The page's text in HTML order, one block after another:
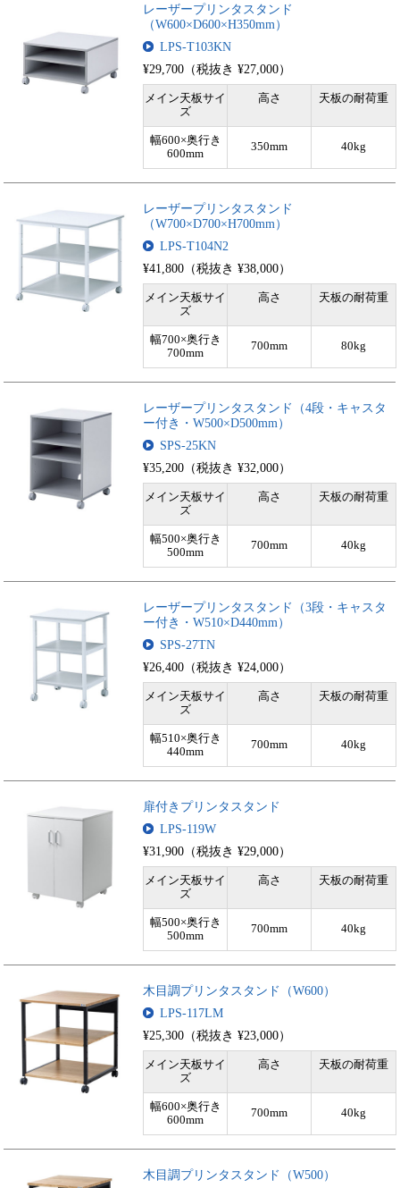
レーザープリンタスタンド
（W600×D600×H350mm）
LPS-T103KN
¥29,700（税抜き ¥27,000）
メイン天板サイ
ズ
高さ 天板の耐荷重
幅600×奥行き
600mm
350mm 40kg
レーザープリンタスタンド
（W700×D700×H700mm）
LPS-T104N2
¥41,800（税抜き ¥38,000）
メイン天板サイ
ズ
高さ 天板の耐荷重
幅700×奥行き
700mm
700mm 80kg
レーザープリンタスタンド（4段・キャスタ
ー付き・W500×D500mm）
SPS-25KN
¥35,200（税抜き ¥32,000）
メイン天板サイ
ズ
高さ 天板の耐荷重
幅500×奥行き
500mm
700mm 40kg
レーザープリンタスタンド（3段・キャスタ
ー付き・W510×D440mm）
SPS-27TN
¥26,400（税抜き ¥24,000）
メイン天板サイ
ズ
高さ 天板の耐荷重
幅510×奥行き
440mm
700mm 40kg
扉付きプリンタスタンド
LPS-119W
¥31,900（税抜き ¥29,000）
メイン天板サイ
ズ
高さ 天板の耐荷重
幅500×奥行き
500mm
700mm 40kg
木目調プリンタスタンド（W600）
LPS-117LM
¥25,300（税抜き ¥23,000）
メイン天板サイ
ズ
高さ 天板の耐荷重
幅600×奥行き
600mm
700mm 40kg
木目調プリンタスタンド（W500）